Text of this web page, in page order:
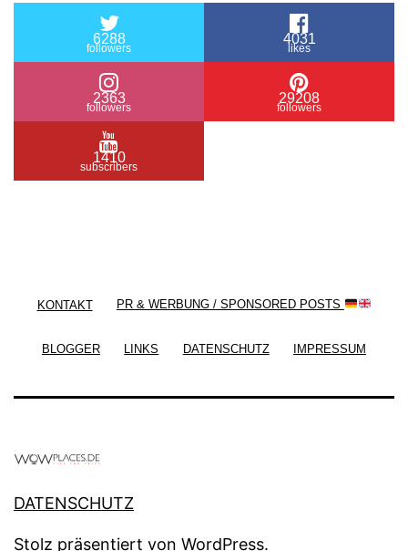
6288
followers
4031
likes
2363
followers
29208
followers
1410
subscribers
KONTAKT PR & WERBUNG / SPONSORED POSTS
BLOGGER LINKS DATENSCHUTZ IMPRESSUM
DATENSCHUTZ
Stolz präsentiert von WordPress.